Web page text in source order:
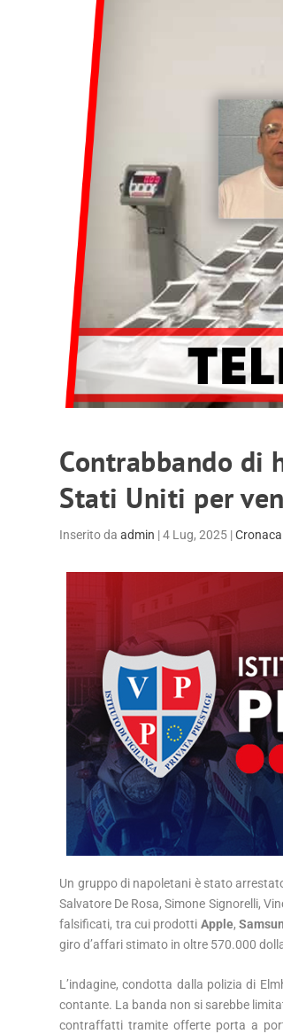
Contrabbando di
Stati Uniti per
Inserito daadmin |4 Lug, 2025 |Cronaca
Un gruppo di napoletani è stato
Salvatore De Rosa, Simone Signorelli,
falsificati, tra cui prodotti Apple,
giro d’affari stimato in oltre 570.000
L’indagine, condotta dalla polizia di
contante. La banda non si sarebbe
contraffatti tramite offerte porta a